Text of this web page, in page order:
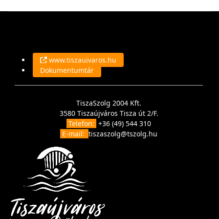
www.tiszaujvaros.hu
Dokumentumtár
TiszaSzolg 2004 Kft.
3580 Tiszaújváros Tisza út 2/F.
Telefon: +36 (49) 544 310
E-mail: tiszaszolg@tszolg.hu